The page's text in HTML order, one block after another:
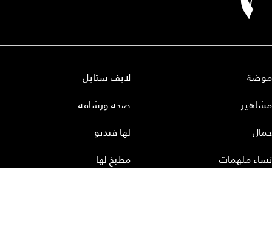
موضة
مشاهير
جمال
نساء ملهمات
لايف ستايل
صحة ورشاقة
لها فيديو
مطبخ لها